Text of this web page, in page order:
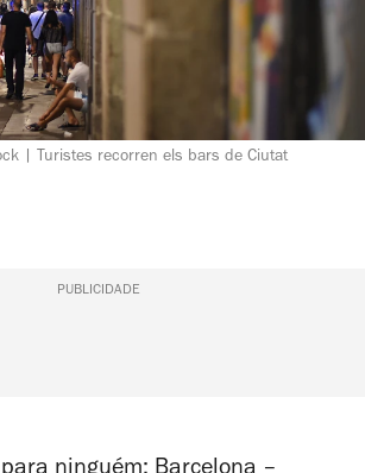
| Turistes recorren els bars de Ciutat
PUBLICIDADE